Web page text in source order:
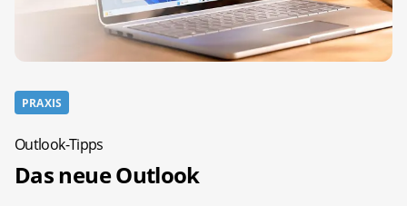
PRAXIS
Outlook-Tipps
Das neue Outlook